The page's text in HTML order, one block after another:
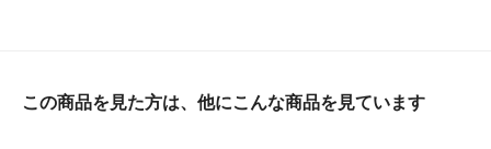
この商品を見た方は、他にこんな商品を見ています